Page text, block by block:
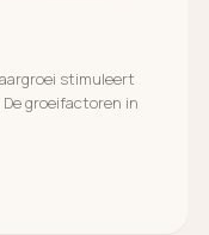
stimuleert
groeifactoren in